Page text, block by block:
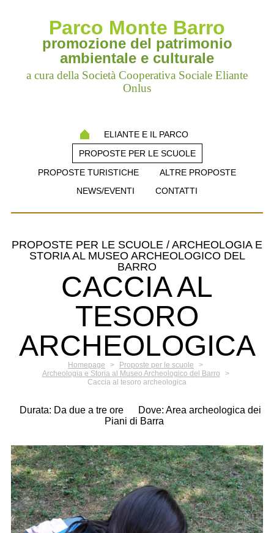
Parco Monte Barro
promozione del patrimonio
ambientale e culturale
a cura della Società Cooperativa Sociale Eliante
Onlus
ELIANTE E IL PARCO
PROPOSTE PER LE SCUOLE
PROPOSTE TURISTICHE
ALTRE PROPOSTE
NEWS/EVENTI
CONTATTI
PROPOSTE PER LE SCUOLE / ARCHEOLOGIA E
STORIA AL MUSEO ARCHEOLOGICO DEL
BARRO
CACCIA AL
TESORO
ARCHEOLOGICA
Homepage > Proposte per le scuole
>
Archeologia e Storia al Museo Archeologico del Barro
>
Caccia al tesoro archeologica
Durata: Da due a tre ore
Dove: Area archeologica dei
Piani di Barra